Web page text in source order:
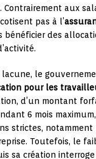
Contrairement aux
pas à l’
bénéficier des
le
pour les
d’un montant
6 mois
strictes,
Toutefois, le
sa création